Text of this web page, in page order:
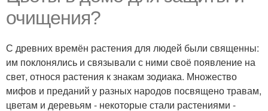
очищения?
С древних времён растения для людей были священны:
им поклонялись и связывали с ними своё появление на
свет, относя растения к знакам зодиака. Множество
мифов и преданий у разных народов посвящено травам,
цветам и деревьям - некоторые стали растениями -